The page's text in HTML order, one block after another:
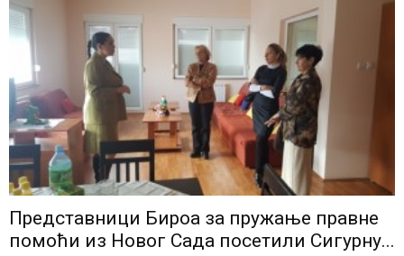
Представници Бироа за пружање правне
помоћи из Новог Сада посетили Сигурну...